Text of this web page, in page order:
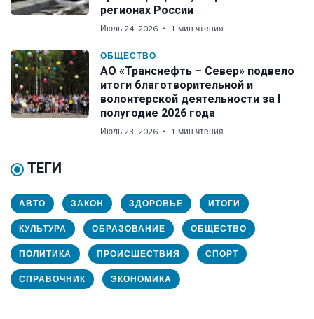
регионах России
Июль 24, 2026 1 мин чтения
ОБЩЕСТВО
АО «Транснефть – Север» подвело
итоги благотворительной и
волонтерской деятельности за I
полугодие 2026 года
Июль 23, 2026 1 мин чтения
ТЕГИ
АВТО ЗАКОН ЗДОРОВЬЕ ИТОГИ
КУЛЬТУРА ОБРАЗОВАНИЕ ОБЩЕСТВО
ПОЛИТИКА ПРОИСШЕСТВИЯ СПОРТ
СПРАВОЧНИК ЭКОНОМИКА